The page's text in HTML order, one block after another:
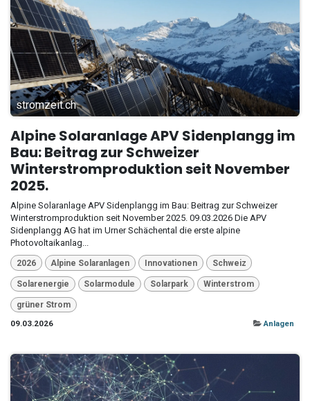
stromzeit.ch
Alpine Solaranlage APV Sidenplangg im
Bau: Beitrag zur Schweizer
Winterstromproduktion seit November
2025.
Alpine Solaranlage APV Sidenplangg im Bau: Beitrag zur Schweizer
Winterstromproduktion seit November 2025. 09.03.2026 Die APV
Sidenplangg AG hat im Urner Schächental die erste alpine
Photovoltaikanlag...
2026 Alpine Solaranlagen Innovationen Schweiz
Solarenergie Solarmodule Solarpark Winterstrom
grüner Strom
09.03.2026
Anlagen